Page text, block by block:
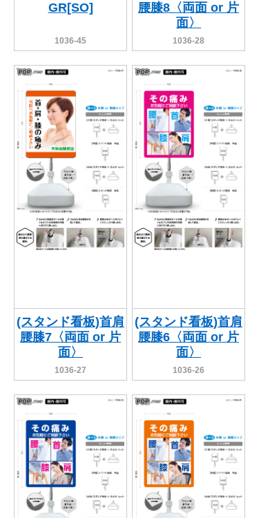
GR[SO]
1036-45
腰膝8〈両面 or 片
面〉
1036-28
(スタンド看板)首肩
腰膝7〈両面 or 片
面〉
1036-27
(スタンド看板)首肩
腰膝6〈両面 or 片
面〉
1036-26